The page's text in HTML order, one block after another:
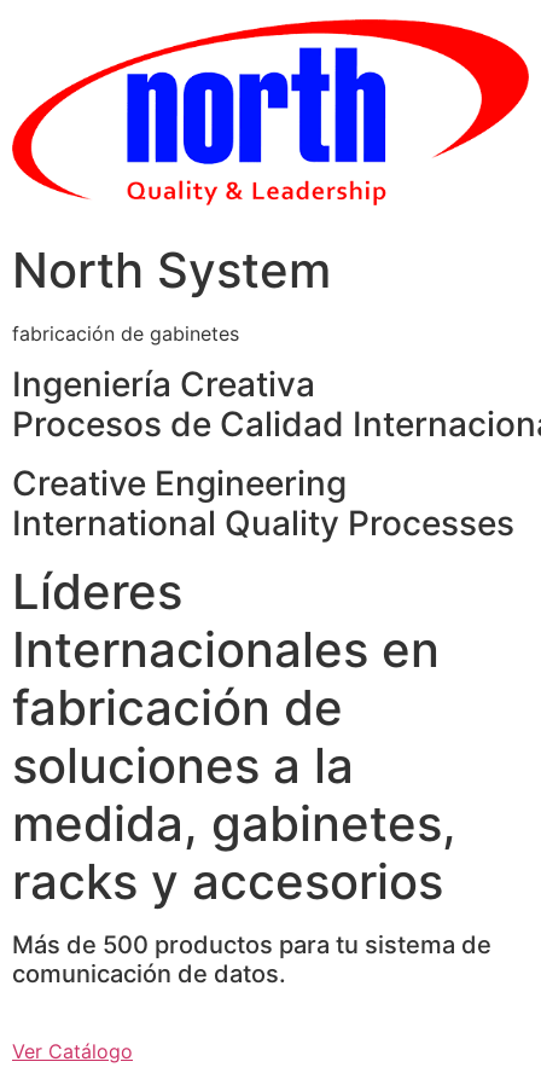
North System
fabricación de gabinetes
Ingeniería Creativa
Procesos de Calidad
Creative Engineering
International Quality Processes
Líderes
Internacionales en
fabricación de
soluciones a la
medida, gabinetes,
racks y accesorios
Más de 500 productos para tu sistema de
comunicación de datos.
Ver Catálogo